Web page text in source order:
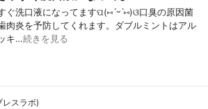
ぐ洗口液になってますପ(⑅ˊᵕˋ⑅)ଓ口臭の原因菌
肉炎を予防してくれます。ダブルミントはアル
キ…続きを見る
スラボ)